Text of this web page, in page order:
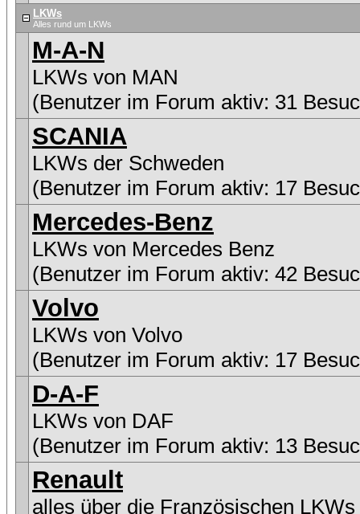
LKWs
Alles rund um LKWs
M-A-N
LKWs von MAN
(Benutzer im Forum aktiv: 31
SCANIA
LKWs der Schweden
(Benutzer im Forum aktiv: 17
Mercedes-Benz
LKWs von Mercedes Benz
(Benutzer im Forum aktiv: 42
Volvo
LKWs von Volvo
(Benutzer im Forum aktiv: 17
D-A-F
LKWs von DAF
(Benutzer im Forum aktiv: 13
Renault
alles über die Französischen LKWs